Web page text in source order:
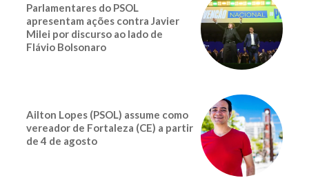
Parlamentares do PSOL
apresentam ações contra Javier
Milei por discurso ao lado de
Flávio Bolsonaro
Ailton Lopes (PSOL) assume como
vereador de Fortaleza (CE) a partir
de 4 de agosto